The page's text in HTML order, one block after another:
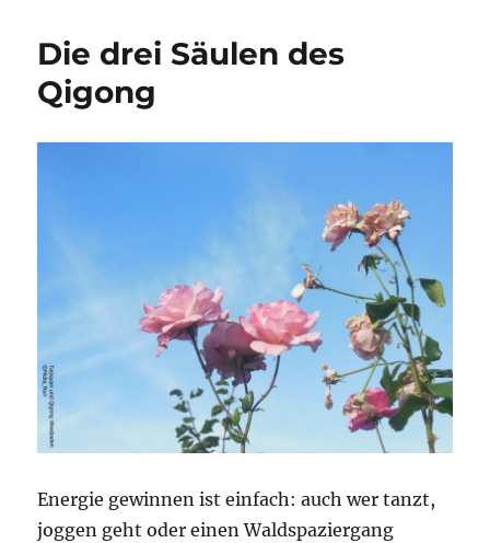
Die drei Säulen des
Qigong
Energie gewinnen ist einfach: auch wer tanzt,
joggen geht oder einen Waldspaziergang